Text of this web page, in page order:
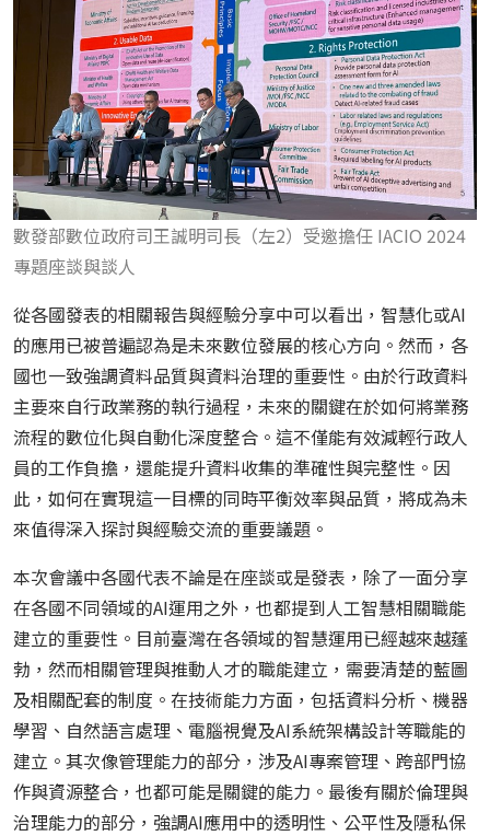
數發部數位政府司王誠明司長（左2）受邀擔任 IACIO 2024
專題座談與談人
從各國發表的相關報告與經驗分享中可以看出，智慧化或AI
的應用已被普遍認為是未來數位發展的核心方向。然而，各
國也一致強調資料品質與資料治理的重要性。由於行政資料
主要來自行政業務的執行過程，未來的關鍵在於如何將業務
流程的數位化與自動化深度整合。這不僅能有效減輕行政人
員的工作負擔，還能提升資料收集的準確性與完整性。因
此，如何在實現這一目標的同時平衡效率與品質，將成為未
來值得深入探討與經驗交流的重要議題。
本次會議中各國代表不論是在座談或是發表，除了一面分享
在各國不同領域的AI運用之外，也都提到人工智慧相關職能
建立的重要性。目前臺灣在各領域的智慧運用已經越來越蓬
勃，然而相關管理與推動人才的職能建立，需要清楚的藍圖
及相關配套的制度。在技術能力方面，包括資料分析、機器
學習、自然語言處理、電腦視覺及AI系統架構設計等職能的
建立。其次像管理能力的部分，涉及AI專案管理、跨部門協
作與資源整合，也都可能是關鍵的能力。最後有關於倫理與
治理能力的部分，強調AI應用中的透明性、公平性及隱私保